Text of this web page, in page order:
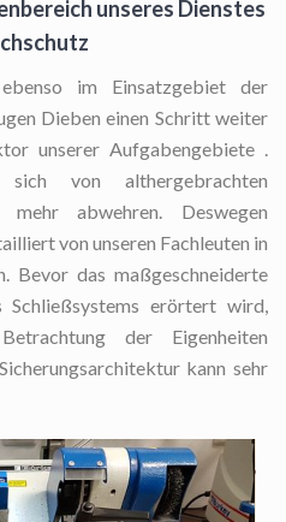
unseres Dienstes
im Einsatzgebiet der
Dieben einen Schritt weiter
unserer Aufgabengebiete .
von althergebrachten
mehr abwehren. Deswegen
von unseren Fachleuten in
Bevor das maßgeschneiderte
Schließsystems erörtert wird,
der Eigenheiten
kann sehr